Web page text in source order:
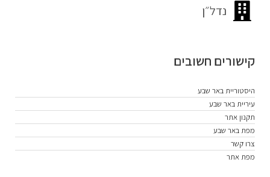
נדל״ן
קישורים חשובים
היסטוריית באר שבע
עיריית באר שבע
תקנון אתר
מפת באר שבע
צרו קשר
מפת אתר